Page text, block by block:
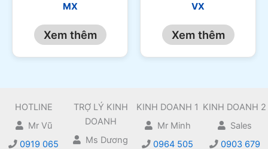
MX
Xem thêm
VX
Xem thêm
HOTLINE
Mr Vũ
0919 065
TRỢ LÝ KINH
DOANH
Ms Dương
KINH DOANH 1
Mr Minh
0964 505
KINH DOANH 2
Sales
0903 679